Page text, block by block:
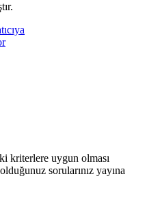
kriterlere uygun olması
sorularınız yayına